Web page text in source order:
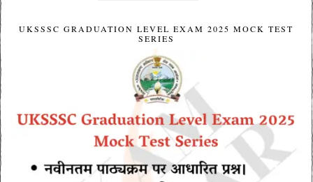
UKSSSC GRADUATION LEVEL EXAM 2025 MOCK TEST
SERIES